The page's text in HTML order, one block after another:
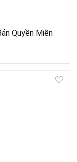
Quyền Miễn